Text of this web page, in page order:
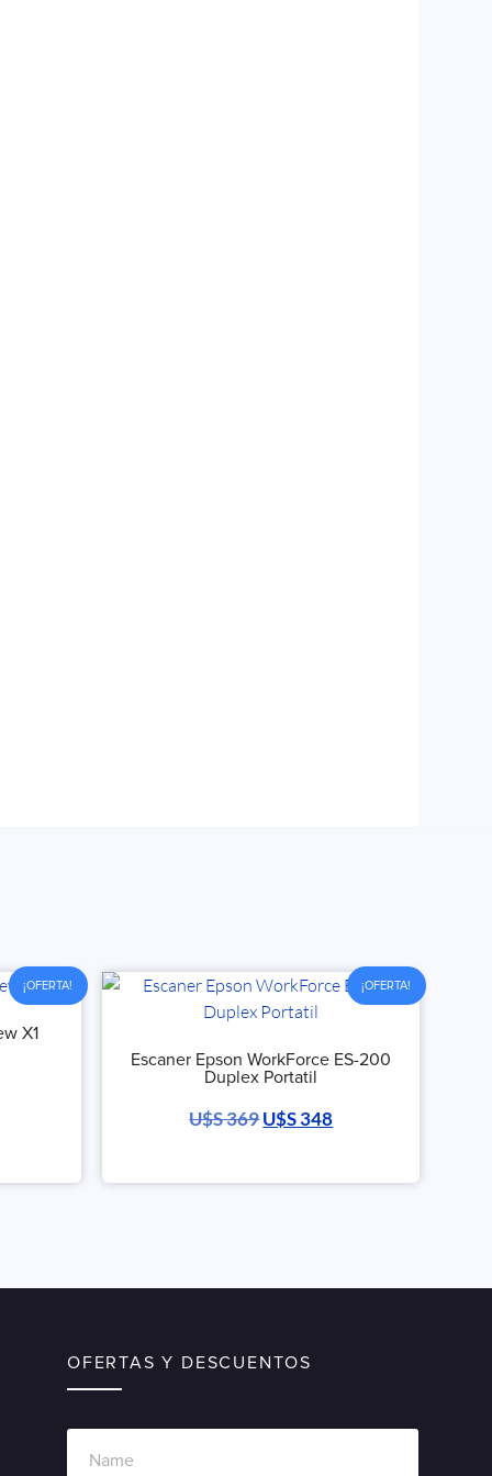
¡OFERTA!
X1
¡OFERTA!
Escaner Epson WorkForce ES-200
Duplex Portatil
U$S369U$S348
OFERTAS Y DESCUENTOS